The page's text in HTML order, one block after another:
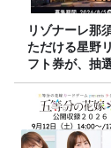
リゾナーレ那
ただける星野
フト券が、抽
プレゼント！